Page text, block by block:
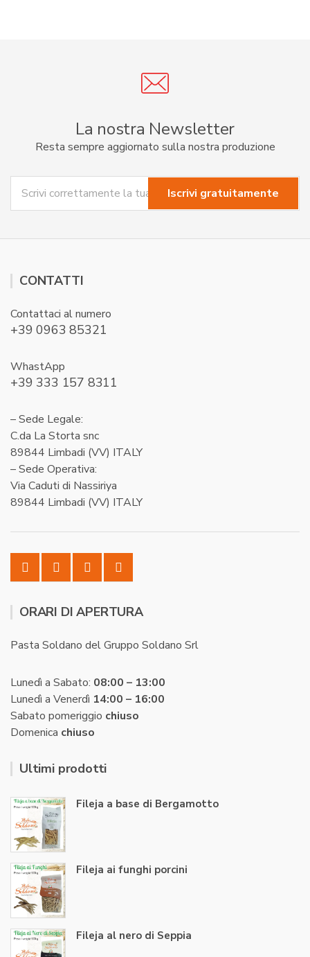
La nostra Newsletter
Resta sempre aggiornato sulla nostra produzione
CONTATTI
Contattaci al numero
+39 0963 85321
WhastApp
+39 333 157 8311
– Sede Legale:
C.da La Storta snc
89844 Limbadi (VV) ITALY
– Sede Operativa:
Via Caduti di Nassiriya
89844 Limbadi (VV) ITALY
ORARI DI APERTURA
Pasta Soldano del Gruppo Soldano Srl
Lunedì a Sabato: 08:00 – 13:00
Lunedì a Venerdì 14:00 – 16:00
Sabato pomeriggio chiuso
Domenica chiuso
Ultimi prodotti
Fileja a base di Bergamotto
Fileja ai funghi porcini
Fileja al nero di Seppia